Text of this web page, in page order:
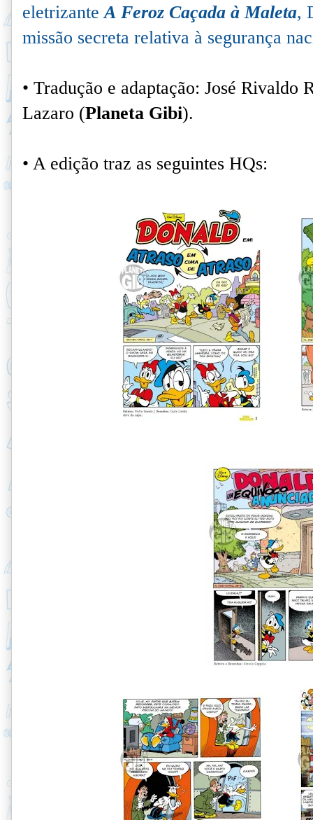
eletrizante A Feroz Caçada à Maleta,
missão secreta relativa à segurança
• Tradução e adaptação: José Rivaldo
Lazaro (Planeta Gibi).
• A edição traz as seguintes HQs: